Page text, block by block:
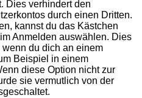
Dies verhindert den
durch einen Dritten.
kannst du das Kästchen
Anmelden auswählen. Dies
du dich an einem
Beispiel in einem
diese Option nicht zur
sie vermutlich von der